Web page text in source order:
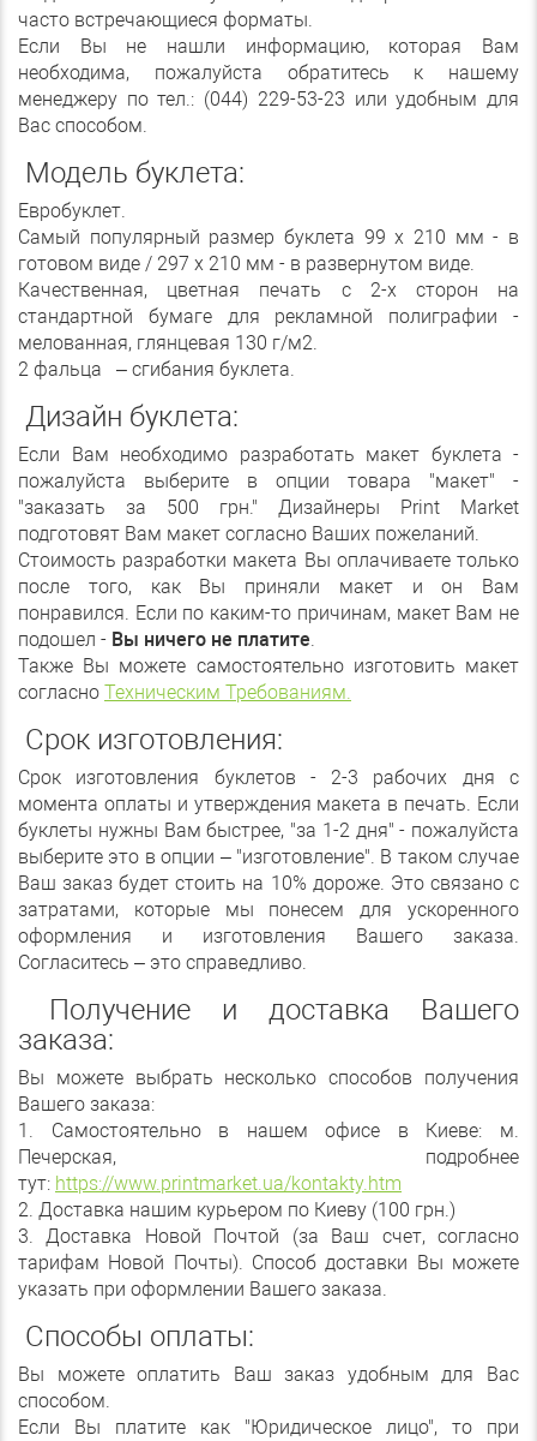
часто встречающиеся форматы.
Если Вы не нашли информацию, которая Вам
необходима, пожалуйста обратитесь к нашему
менеджеру по тел.: (044) 229-53-23 или удобным для
Вас способом.
Модель буклета:
Евробуклет.
Самый популярный размер буклета 99 х 210 мм - в
готовом виде / 297 х 210 мм - в развернутом виде.
Качественная, цветная печать с 2-х сторон на
стандартной бумаге для рекламной полиграфии -
мелованная, глянцевая 130 г/м2.
2 фальца – сгибания буклета.
Дизайн буклета:
Если Вам необходимо разработать макет буклета -
пожалуйста выберите в опции товара "макет" -
"заказать за 500 грн." Дизайнеры Print Market
подготовят Вам макет согласно Ваших пожеланий.
Стоимость разработки макета Вы оплачиваете только
после того, как Вы приняли макет и он Вам
понравился. Если по каким-то причинам, макет Вам не
подошел - Вы ничего не платите.
Также Вы можете самостоятельно изготовить макет
согласно Техническим Требованиям.
Срок изготовления:
Срок изготовления буклетов - 2-3 рабочих дня с
момента оплаты и утверждения макета в печать. Если
буклеты нужны Вам быстрее, "за 1-2 дня" - пожалуйста
выберите это в опции – "изготовление". В таком случае
Ваш заказ будет стоить на 10% дороже. Это связано с
затратами, которые мы понесем для ускоренного
оформления и изготовления Вашего заказа.
Согласитесь – это справедливо.
Получение и доставка Вашего
заказа:
Вы можете выбрать несколько способов получения
Вашего заказа:
1. Самостоятельно в нашем офисе в Киеве: м.
Печерская, подробнее
тут: https://www.printmarket.ua/kontakty.htm
2. Доставка нашим курьером по Киеву (100 грн.)
3. Доставка Новой Почтой (за Ваш счет, согласно
тарифам Новой Почты). Способ доставки Вы можете
указать при оформлении Вашего заказа.
Способы оплаты:
Вы можете оплатить Ваш заказ удобным для Вас
способом.
Если Вы платите как "Юридическое лицо", то при